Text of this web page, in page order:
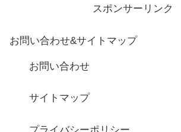
スポンサーリンク
お問い合わせ&サイトマップ
お問い合わせ
サイトマップ